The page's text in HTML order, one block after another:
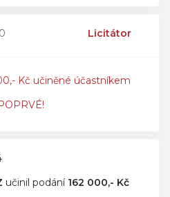
Licitátor
Kč učiněné účastníkem
učinil podání 162 000,- Kč